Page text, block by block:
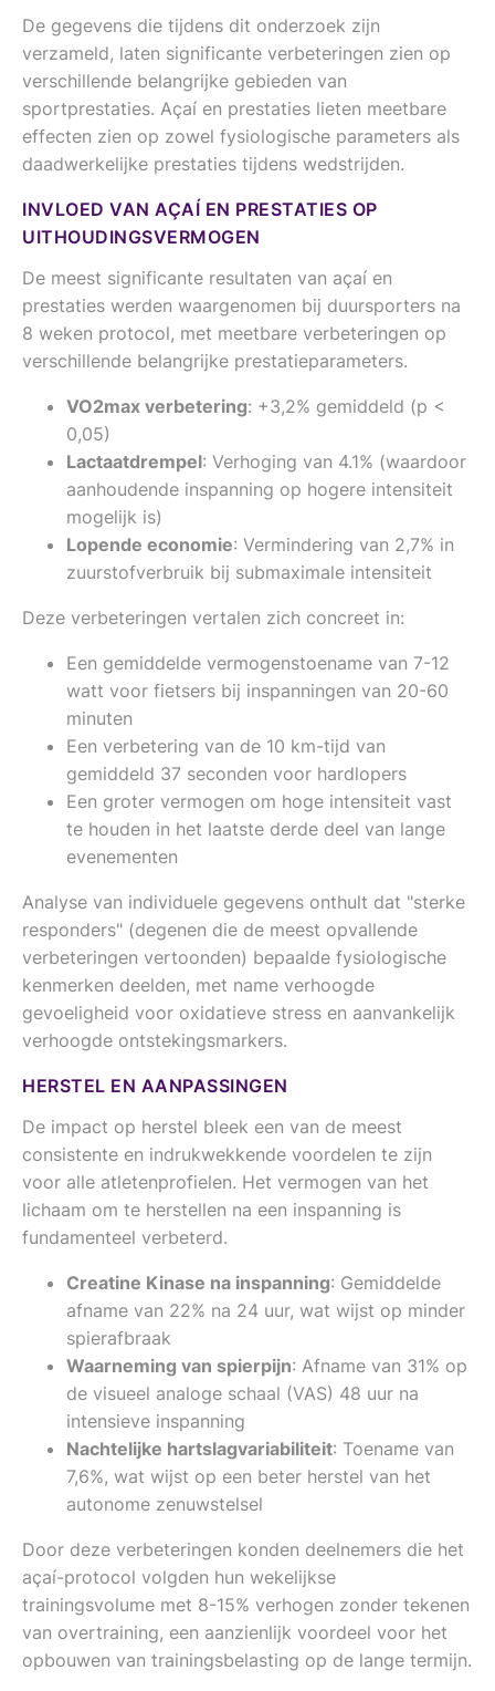
De gegevens die tijdens dit onderzoek zijn
verzameld, laten significante verbeteringen zien op
verschillende belangrijke gebieden van
sportprestaties. Açaí en prestaties lieten meetbare
effecten zien op zowel fysiologische parameters als
daadwerkelijke prestaties tijdens wedstrijden.
INVLOED VAN AÇAÍ EN PRESTATIES OP
UITHOUDINGSVERMOGEN
De meest significante resultaten van açaí en
prestaties werden waargenomen bij duursporters na
8 weken protocol, met meetbare verbeteringen op
verschillende belangrijke prestatieparameters.
VO2max verbetering: +3,2% gemiddeld (p <
0,05)
Lactaatdrempel: Verhoging van 4.1% (waardoor
aanhoudende inspanning op hogere intensiteit
mogelijk is)
Lopende economie: Vermindering van 2,7% in
zuurstofverbruik bij submaximale intensiteit
Deze verbeteringen vertalen zich concreet in:
Een gemiddelde vermogenstoename van 7-12
watt voor fietsers bij inspanningen van 20-60
minuten
Een verbetering van de 10 km-tijd van
gemiddeld 37 seconden voor hardlopers
Een groter vermogen om hoge intensiteit vast
te houden in het laatste derde deel van lange
evenementen
Analyse van individuele gegevens onthult dat "sterke
responders" (degenen die de meest opvallende
verbeteringen vertoonden) bepaalde fysiologische
kenmerken deelden, met name verhoogde
gevoeligheid voor oxidatieve stress en aanvankelijk
verhoogde ontstekingsmarkers.
HERSTEL EN AANPASSINGEN
De impact op herstel bleek een van de meest
consistente en indrukwekkende voordelen te zijn
voor alle atletenprofielen. Het vermogen van het
lichaam om te herstellen na een inspanning is
fundamenteel verbeterd.
Creatine Kinase na inspanning: Gemiddelde
afname van 22% na 24 uur, wat wijst op minder
spierafbraak
Waarneming van spierpijn: Afname van 31% op
de visueel analoge schaal (VAS) 48 uur na
intensieve inspanning
Nachtelijke hartslagvariabiliteit: Toename van
7,6%, wat wijst op een beter herstel van het
autonome zenuwstelsel
Door deze verbeteringen konden deelnemers die het
açaí-protocol volgden hun wekelijkse
trainingsvolume met 8-15% verhogen zonder tekenen
van overtraining, een aanzienlijk voordeel voor het
opbouwen van trainingsbelasting op de lange termijn.